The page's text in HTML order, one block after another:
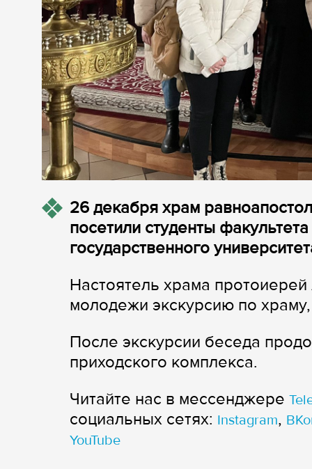
26 декабря храм
посетили студенты
государственного
Настоятель храма
молодежи экскурсию по
После экскурсии беседа
приходского комплекса.
Читайте нас в мессенджере
cоциальных сетях: Instagram,
YouTube